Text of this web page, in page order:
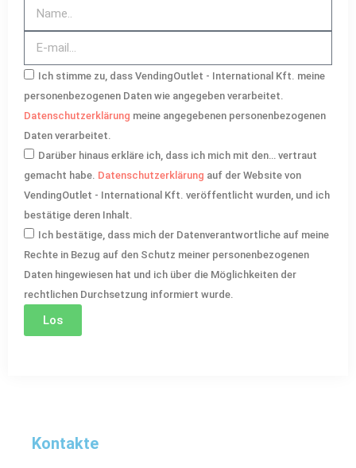
Ich stimme zu, dass VendingOutlet - International Kft. meine
personenbezogenen Daten wie angegeben verarbeitet.
Datenschutzerklärung meine angegebenen personenbezogenen
Daten verarbeitet.
Darüber hinaus erkläre ich, dass ich mich mit den… vertraut
gemacht habe. Datenschutzerklärung auf der Website von
VendingOutlet - International Kft. veröffentlicht wurden, und ich
bestätige deren Inhalt.
Ich bestätige, dass mich der Datenverantwortliche auf meine
Rechte in Bezug auf den Schutz meiner personenbezogenen
Daten hingewiesen hat und ich über die Möglichkeiten der
rechtlichen Durchsetzung informiert wurde.
Los
Kontakte